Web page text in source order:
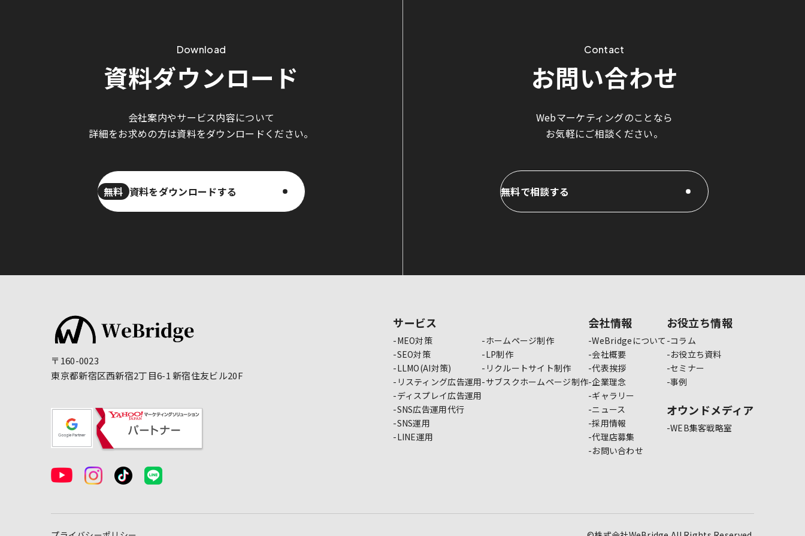
Download
資料ダウンロード
会社案内やサービス内容について
詳細をお求めの方は資料をダウンロードください。
無料 資料をダウンロードする
Contact
お問い合わせ
Webマーケティングのことなら
お気軽にご相談ください。
無料で相談する
無料で相談する
〒160-0023
東京都新宿区西新宿2丁目6-1 新宿住友ビル20F
サービス
MEO対策
SEO対策
LLMO(AI対策)
リスティング広告運用
ディスプレイ広告運用
SNS広告運用代行
SNS運用
LINE運用
ホームページ制作
LP制作
リクルートサイト制作
サブスクホームページ制作
会社情報
WeBridgeについて
会社概要
代表挨拶
企業理念
ギャラリー
ニュース
採用情報
代理店募集
お問い合わせ
お役立ち情報
コラム
お役立ち資料
セミナー
事例
オウンドメディア
WEB集客戦略室